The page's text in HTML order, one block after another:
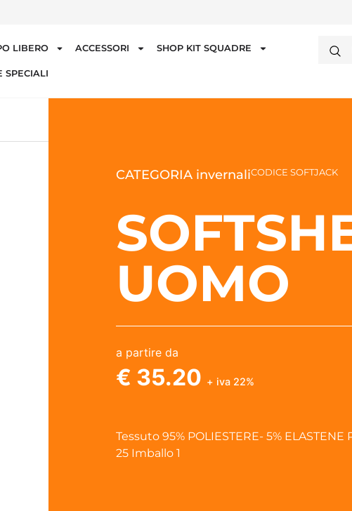
LIBERO ACCESSORI SHOP KIT SQUADRE
SPECIALI
CATEGORIA invernaliCODICE SOFTJACK
UOMO
a partire da
€ 35.20 + iva 22%
Tessuto 95% POLIESTERE- 5%
25 Imballo 1